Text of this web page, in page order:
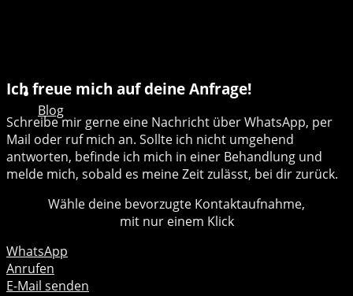
Blog
Ich freue mich auf deine Anfrage!
Schreibe mir gerne eine Nachricht über WhatsApp, per
Mail oder ruf mich an. Sollte ich nicht umgehend
antworten, befinde ich mich in einer Behandlung und
melde mich, sobald es meine Zeit zulässt, bei dir zurück.
Wähle deine bevorzugte Kontaktaufnahme,
mit nur einem Klick
WhatsApp
Anrufen
E-Mail senden